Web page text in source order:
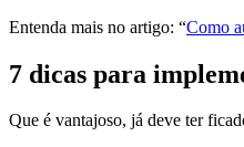
Entenda mais no artigo: “Como
7 dicas para
Que é vantajoso, já deve ter